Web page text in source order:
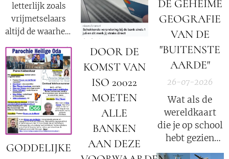
letterlijk zoals
vrijmetselaars
altijd de waarheid
verkondigen als
onderdeel van
hun satanische
geloof:
"Nederland is
een republiek
waarin één en
dezelfde familie
DE GEHEIME
GEOGRAFIE
VAN DE
"BUITENSTE
AARDE"
26-07-2026
Wat als de
wereldkaart
die je op school
hebt gezien
slechts een
GODDELIJKE
woord en beeld
van de Rooms-
Katholieke kerk
binnen onze
huidige
DOOR DE
KOMST VAN
ISO 20022
MOETEN
ALLE
BANKEN
AAN DEZE